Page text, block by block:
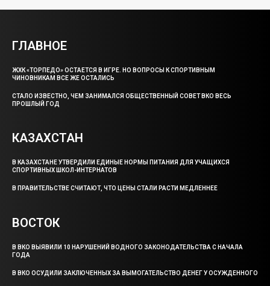
ГЛАВНОЕ
ЖХК «ТОРПЕДО» ОСТАЕТСЯ В ИГРЕ. НО ВОПРОСЫ К СПОРТИВНЫМ
ЧИНОВНИКАМ ВСЕ ЖЕ ОСТАЛИСЬ
СТАЛО ИЗВЕСТНО, ЧЕМ ЗАНИМАЛСЯ ОБЩЕСТВЕННЫЙ СОВЕТ ВКО ВЕСЬ
ПРОШЛЫЙ ГОД
КАЗАХСТАН
В КАЗАХСТАНЕ УТВЕРДИЛИ ЕДИНЫЕ НОРМЫ ПИТАНИЯ ДЛЯ УЧАЩИХСЯ
СПОРТИВНЫХ ШКОЛ-ИНТЕРНАТОВ
В ПРАВИТЕЛЬСТВЕ СЧИТАЮТ, ЧТО ЦЕНЫ СТАЛИ РАСТИ МЕДЛЕННЕЕ
ВОСТОК
В ВКО ВЫЯВИЛИ 10 НАРУШЕНИЙ ВОДНОГО ЗАКОНОДАТЕЛЬСТВА С НАЧАЛА
ГОДА
В ВКО ОСУДИЛИ ЗАКЛЮЧЕННЫХ ЗА ВЫМОГАТЕЛЬСТВО ДЕНЕГ У ОСУЖДЕННОГО